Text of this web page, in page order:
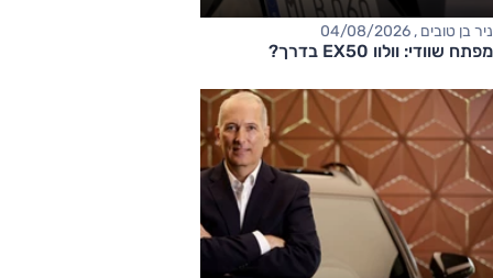
ניר בן טובים , 04/08/2026
מפתח שוודי: וולוו EX50 בדרך?